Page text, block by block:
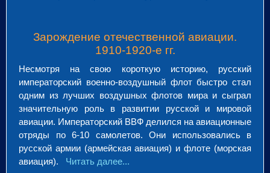
Зарождение отечественной авиации.
1910-1920-е гг.
Несмотря на свою короткую историю, русский
императорский военно-воздушный флот быстро стал
одним из лучших воздушных флотов мира и сыграл
значительную роль в развитии русской и мировой
авиации. Императорский ВВФ делился на авиационные
отряды по 6-10 самолетов. Они использовались в
русской армии (армейская авиация) и флоте (морская
авиация). Читать далее...